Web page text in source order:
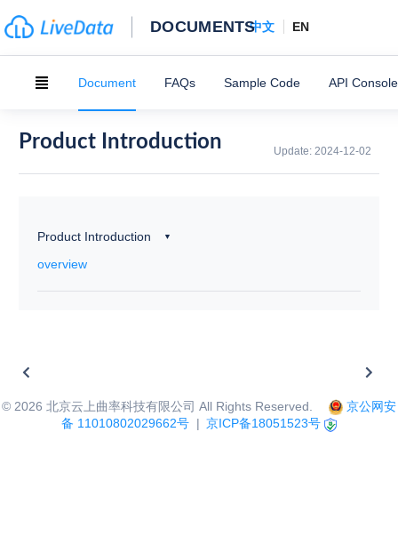
DOCUMENTS中文 EN
Document FAQs Sample Code API Console
Product Introduction Update: 2024-12-02
Product Introduction
overview
© 2026 北京云上曲率科技有限公司 All Rights Reserved.
京公网安
备 11010802029662号 | 京ICP备18051523号